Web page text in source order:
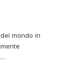
mondo in